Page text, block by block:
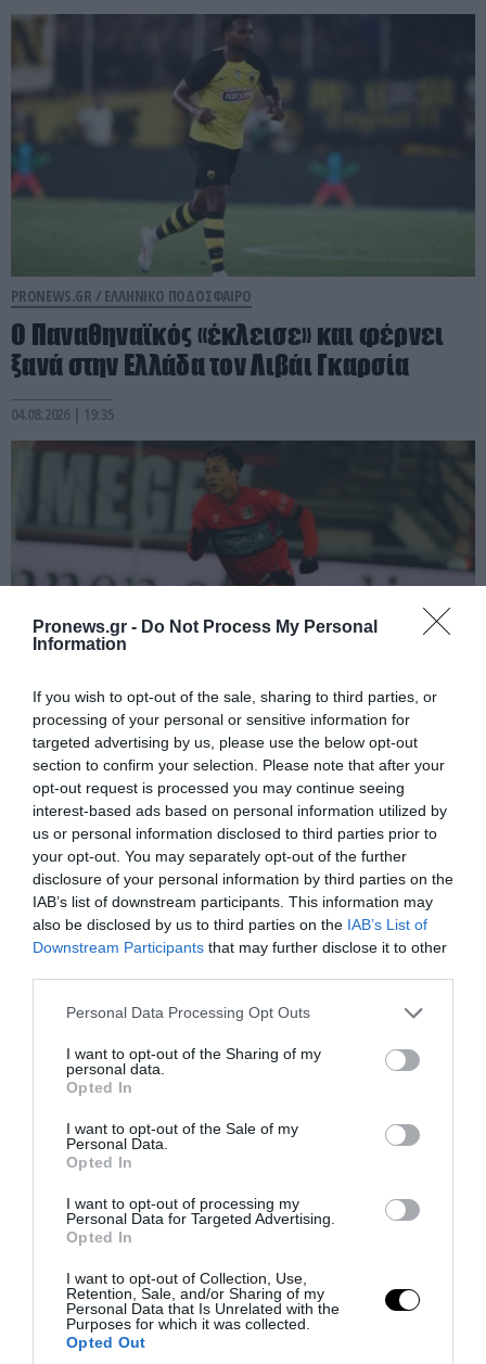
Pronews.gr - Do Not Process My Personal
Information
If you wish to opt-out of the sale, sharing to third parties, or
processing of your personal or sensitive information for
targeted advertising by us, please use the below opt-out
section to confirm your selection. Please note that after your
opt-out request is processed you may continue seeing
interest-based ads based on personal information utilized by
us or personal information disclosed to third parties prior to
your opt-out. You may separately opt-out of the further
disclosure of your personal information by third parties on the
IAB’s list of downstream participants. This information may
also be disclosed by us to third parties on the IAB’s List of
Downstream Participants that may further disclose it to other
Please note that this website/app uses one or more Google
not limited to your visit or usage behaviour. You may click to
grant or deny consent to Google and its third-party tags to
use your data for below specified purposes in below Google
consent section.
Personal Data Processing Opt Outs
I want to opt-out of the Sharing of my
personal data.
Opted In
I want to opt-out of the Sale of my
Personal Data.
Opted In
I want to opt-out of processing my
Personal Data for Targeted Advertising.
Opted In
I want to opt-out of Collection, Use,
Retention, Sale, and/or Sharing of my
Personal Data that Is Unrelated with the
Purposes for which it was collected.
Opted Out
PRONEWS.GR / ΕΛΛΗΝΙΚΟ ΠΟΔΟΣΦΑΙΡΟ
Ο Παναθηναϊκός «έκλεισε» και φέρνει
ξανά στην Ελλάδα τον Λιβάι Γκαρσία
04.08.2026 | 19:35
PRONEWS.GR /ΕΛΛΗΝΙΚΟ ΠΟΔΟΣΦΑΙΡΟ
Ολυμπιακός: Η Ναϊμέγκεν πούλησε τον
καλύτερό της παίκτη λίγες ώρες πριν την
κρίσιμη αναμέτρηση
04.08.2026 | 17:42
Η Ρίβερ Πλέιτ συμφώνησε με παίκτη του
Ολυμπιακού: Το ποσό που θα βάλουν
στην «τσέπη» οι ερυθρόλευκοι
04.08.2026 | 16:41